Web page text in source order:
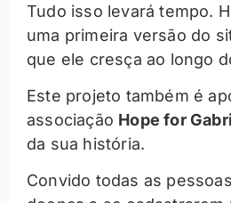
Tudo isso levará tempo.
uma primeira versão do
que ele cresça ao longo
Este projeto também é
associação Hope for
da sua história.
Convido todas as